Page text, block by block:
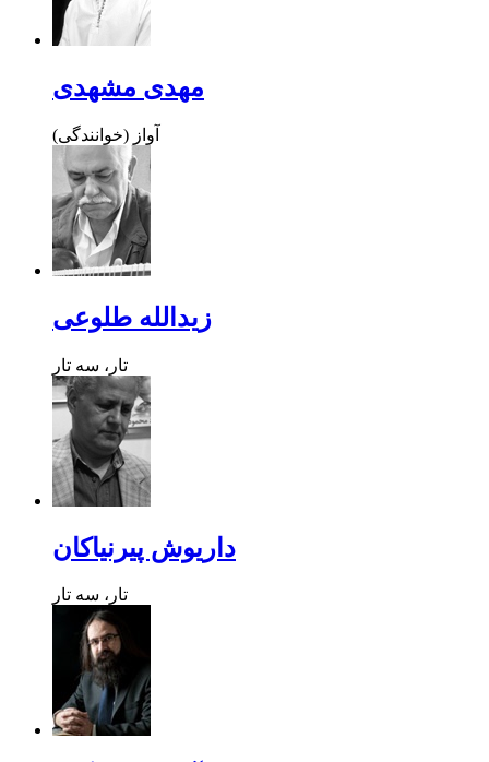
مهدی مشهدی
آواز (خوانندگی)
زیدالله طلوعی
تار، سه تار
داریوش پیرنیاکان
تار، سه تار